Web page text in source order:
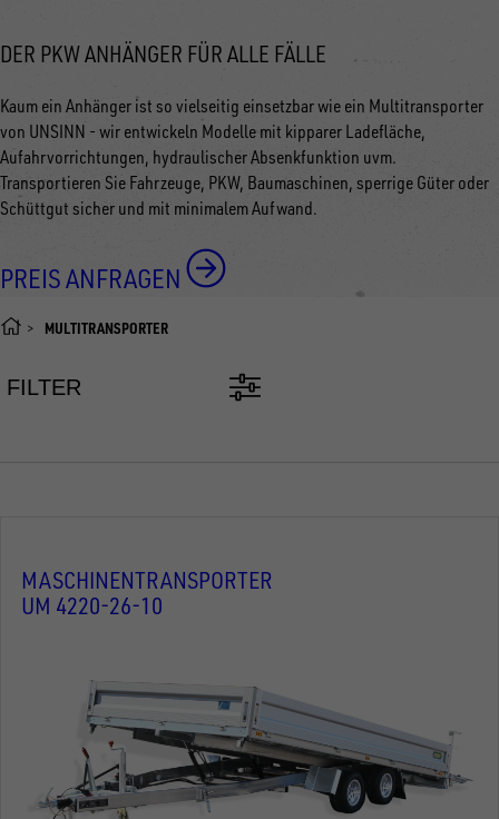
DER PKW ANHÄNGER FÜR ALLE FÄLLE
Kaum ein Anhänger ist so vielseitig einsetzbar wie ein Multitransporter
von UNSINN - wir entwickeln Modelle mit kipparer Ladefläche,
Aufahrvorrichtungen, hydraulischer Absenkfunktion uvm.
Transportieren Sie Fahrzeuge, PKW, Baumaschinen, sperrige Güter oder
Schüttgut sicher und mit minimalem Aufwand.
PREIS ANFRAGEN
MULTITRANSPORTER
FILTER
MASCHINENTRANSPORTER
UM 4220-26-10